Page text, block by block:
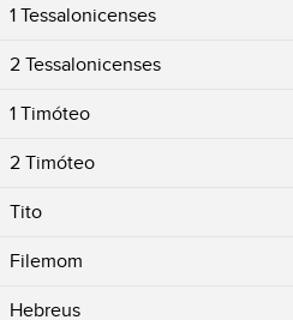
1 Tessalonicenses
2 Tessalonicenses
1 Timóteo
2 Timóteo
Tito
Filemom
Hebreus